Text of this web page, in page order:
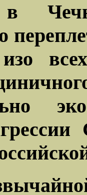
в